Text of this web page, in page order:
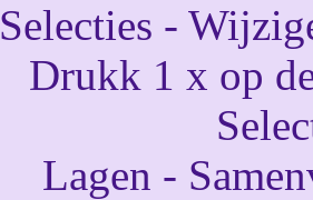
Selecties -
Drukk 1 x op
Lagen -